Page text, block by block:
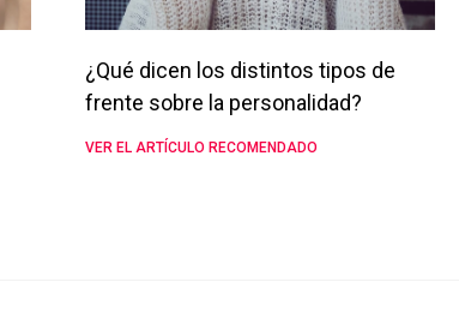
¿Qué dicen los distintos tipos de
frente sobre la personalidad?
VER EL ARTÍCULO RECOMENDADO